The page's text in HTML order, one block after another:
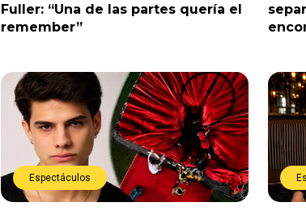
Fuller: “Una de las partes quería el
remember”
Espectáculos